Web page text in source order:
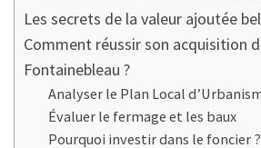
Les secrets de la valeur ajoutée
Comment réussir son acquisition
Fontainebleau ?
Analyser le Plan Local
Évaluer le fermage et les baux
Pourquoi investir dans le foncier ?